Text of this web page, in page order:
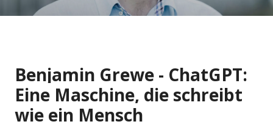
Benjamin Grewe - ChatGPT:
Eine Maschine, die schreibt
wie ein Mensch